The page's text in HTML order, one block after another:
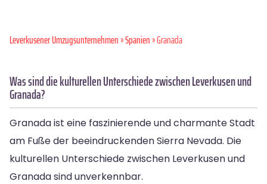
Leverkusener Umzugsunternehmen»Spanien» Granada
Was sind die kulturellen Unterschiede zwischen Leverkusen und
Granada?
Granada ist eine faszinierende und charmante Stadt
am Fuße der beeindruckenden Sierra Nevada. Die
kulturellen Unterschiede zwischen Leverkusen und
Granada sind unverkennbar.